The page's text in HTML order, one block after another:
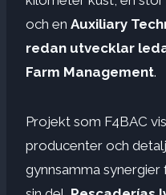
och en Auxiliary
redan utvecklar
Farm Management.
Projekt som F4BAC
producenter och
gynnsamma